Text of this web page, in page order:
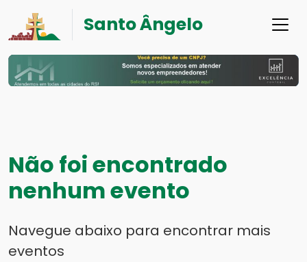
Santo Ângelo
Não foi encontrado
nenhum evento
Navegue abaixo para encontrar mais
eventos